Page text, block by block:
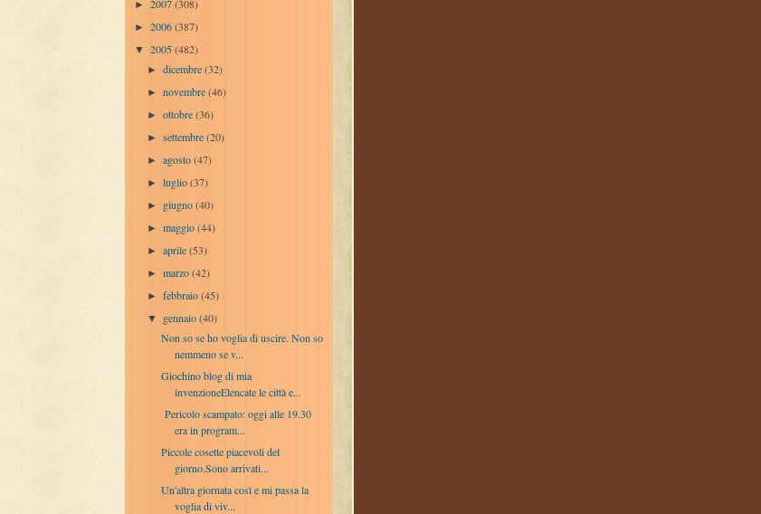
► 2007(308)
► 2006(387)
▼ 2005(482)
►dicembre(32)
►novembre(46)
►ottobre(36)
►settembre(20)
►agosto(47)
►luglio(37)
► giugno(40)
►maggio(44)
►aprile(53)
►marzo(42)
►febbraio(45)
▼ gennaio(40)
Non so se ho voglia di uscire. Non so
nemmeno se v...
Giochino blog di mia
invenzioneElencate le città e...
Pericolo scampato: oggi alle 19.30
era in program...
Piccole cosette piacevoli del
giorno.Sono arrivati...
Un'altra giornata così e mi passa la
voglia di viv...